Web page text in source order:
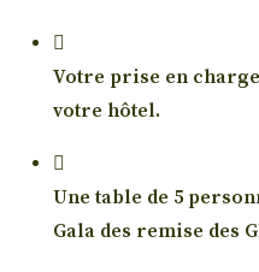
Votre prise en
votre hôtel.
Une table de 5
Gala des remise des